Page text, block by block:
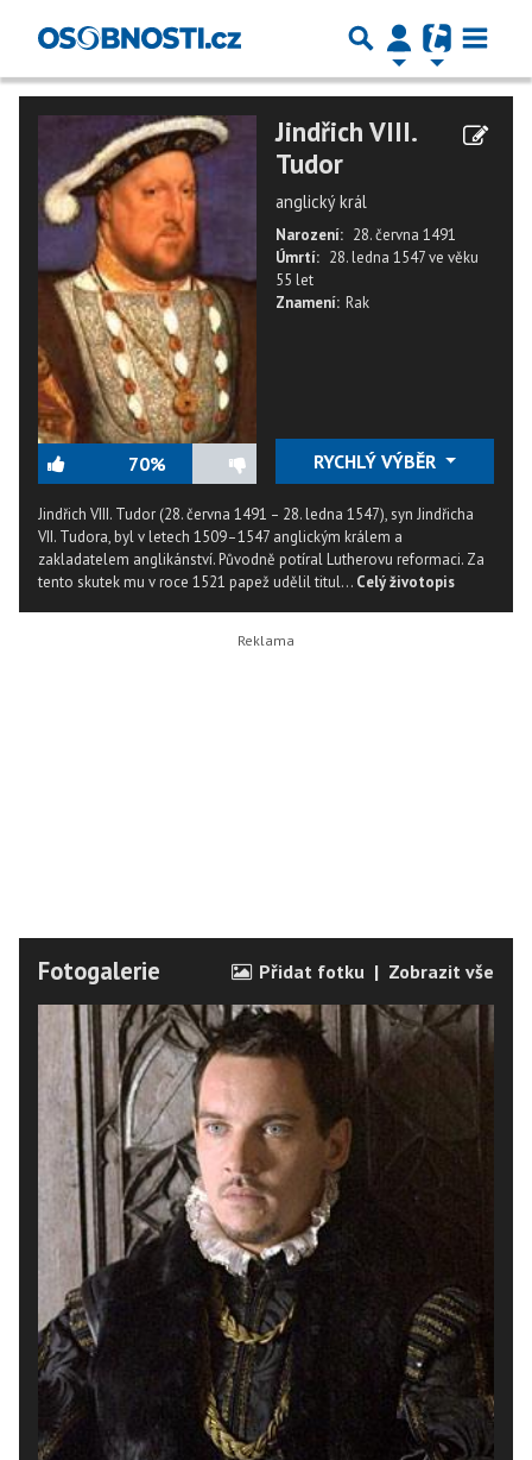
70%
Jindřich VIII.
Tudor
anglický král
Narození: 28. června 1491
Úmrtí: 28. ledna 1547ve věku
55 let
Znamení: Rak
RYCHLÝ VÝBĚR
Jindřich VIII. Tudor (28. června 1491 – 28. ledna 1547), syn Jindřicha
VII. Tudora, byl v letech 1509–1547 anglickým králem a
zakladatelem anglikánství. Původně potíral Lutherovu reformaci. Za
tento skutek mu v roce 1521 papež udělil titul... Celý životopis
Fotogalerie Přidat fotku | Zobrazit vše